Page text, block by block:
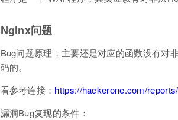
Nginx问题
Bug问题原理，主要还是对应的函数没有对
码的。
看参考连接： https://hackerone.com/
漏洞Bug复现的条件：